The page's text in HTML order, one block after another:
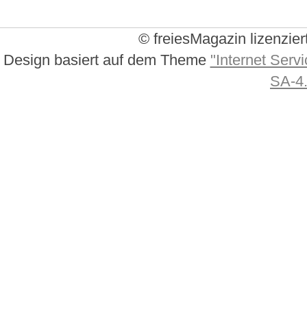
© freiesMagazin
Design basiert auf dem Theme "Internet
SA-